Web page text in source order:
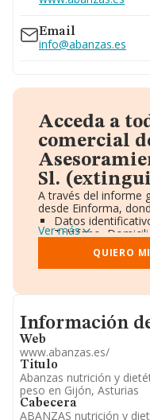
Email
info@abanzas.es
Acceda a
comercial
Sl.
A través del informe
desde Einforma,
Datos
Teléfono,
Informe
Gráficos de
Consejo de
Accionistas.
Artículos de
Información
Ver más
QUIERO
Informacion de su
Información
Web
www.abanzas.es/
Titulo
Abanzas nutrición y
peso en Gijón, Asturias
Cabecera
ABANZAS nutrición y